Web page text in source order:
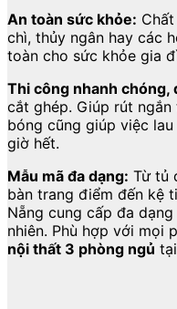
An toàn sức khỏe:
chì, thủy ngân hay các
toàn cho sức khỏe gia
Thi công nhanh chóng,
cắt ghép. Giúp rút
bóng cũng giúp việc
giờ hết.
Mẫu mã đa dạng: Từ tủ
bàn trang điểm đến kệ
Nẵng cung cấp đa
nhiên. Phù hợp với mọi
nội thất 3 phòng ngủ